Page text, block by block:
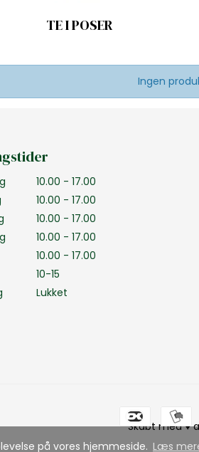
på vores hjemmeside. Læs
TE I POSER
Ingen
10.00 - 17.00
10.00 - 17.00
10.00 - 17.00
10.00 - 17.00
10.00 - 17.00
10-15
Lukket
Skabt med ♥